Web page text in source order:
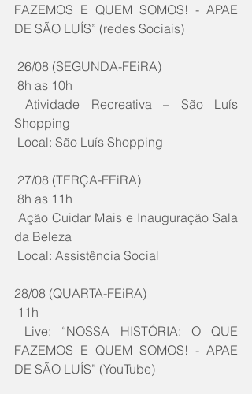
FAZEMOS E QUEM SOMOS! - APAE
DE SÃO LUÍS” (redes Sociais)
26/08 (SEGUNDA-FEiRA)
8h as 10h
Atividade Recreativa – São Luís
Shopping
Local: São Luís Shopping
27/08 (TERÇA-FEiRA)
8h as 11h
Ação Cuidar Mais e Inauguração Sala
da Beleza
Local: Assistência Social
28/08 (QUARTA-FEiRA)
11h
Live: “NOSSA HISTÓRIA: O QUE
FAZEMOS E QUEM SOMOS! - APAE
DE SÃO LUÍS” (YouTube)